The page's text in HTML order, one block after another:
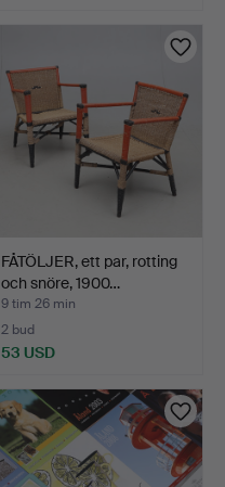
FÅTÖLJER, ett par, rotting
och snöre, 1900…
9 tim 26 min
2 bud
53 USD